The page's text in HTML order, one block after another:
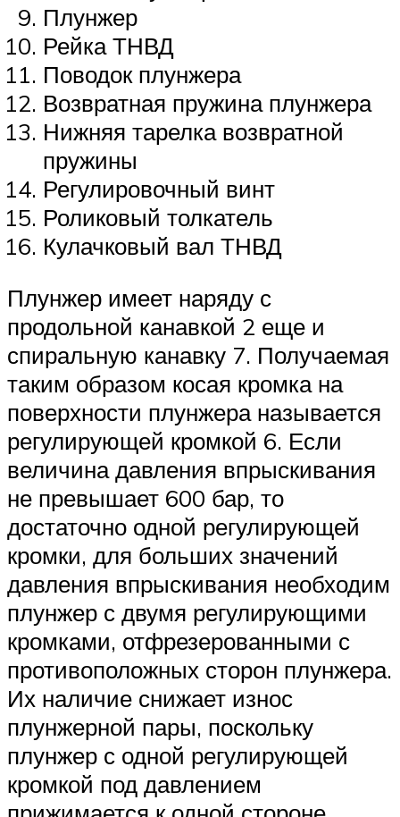
Плунжер
Рейка ТНВД
Поводок плунжера
Возвратная пружина плунжера
Нижняя тарелка возвратной
пружины
Регулировочный винт
Роликовый толкатель
Кулачковый вал ТНВД
Плунжер имеет наряду с
продольной канавкой 2 еще и
спиральную канавку 7. Получаемая
таким образом косая кромка на
поверхности плунжера называется
регулирующей кромкой 6. Если
величина давления впрыскивания
не превышает 600 бар, то
достаточно одной регулирующей
кромки, для больших значений
давления впрыскивания необходим
плунжер с двумя регулирующими
кромками, отфрезерованными с
противоположных сторон плунжера.
Их наличие снижает износ
плунжерной пары, поскольку
плунжер с одной регулирующей
кромкой под давлением